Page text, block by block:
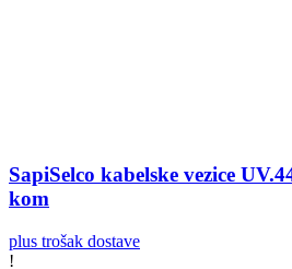
SapiSelco kabelske vezice
kom
plus trošak dostave
!